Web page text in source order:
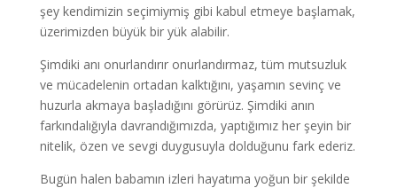
şey kendimizin seçimiymiş gibi kabul etmeye başlamak,
üzerimizden büyük bir yük alabilir.
Şimdiki anı onurlandırır onurlandırmaz, tüm mutsuzluk
ve mücadelenin ortadan kalktığını, yaşamın sevinç ve
huzurla akmaya başladığını görürüz. Şimdiki anın
farkındalığıyla davrandığımızda, yaptığımız her şeyin bir
nitelik, özen ve sevgi duygusuyla dolduğunu fark ederiz.
Bugün halen babamın izleri hayatıma yoğun bir şekilde